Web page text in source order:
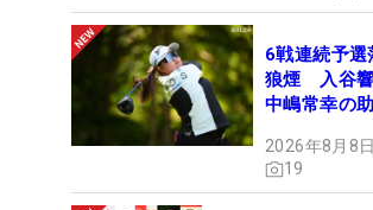
6戦連続予
狼煙 入谷響
中嶋常幸の
2026年8月8
19